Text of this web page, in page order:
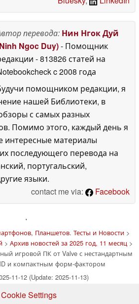
перевода: Нин Нгок Дуй
Ngoc Duy)- Помощник
- 813826 статей на
c 2008 года
помощником редакции, я
нашей Библиотеки, в
с самых разных
Помимо этого, каждый день я
интересные материалы
последующего перевода на
португальский,
языки.
contact me via:
Facebook
'
Планшетов. Тесты и Новости>
> Архив новостей за 2025 год, 11 месяц>
игровой ПК от Valve с нестандартным
и компактным форм-фактором
11-12 (Update: 2025-11-13)
Cookie Settings